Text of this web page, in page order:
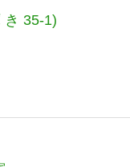
き 35-1)